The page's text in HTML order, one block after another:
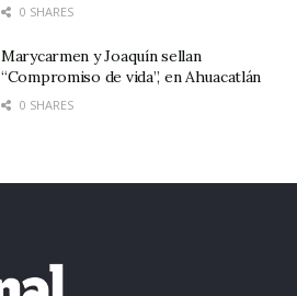
0 SHARES
Marycarmen y Joaquín sellan
“Compromiso de vida”, en Ahuacatlán
0 SHARES